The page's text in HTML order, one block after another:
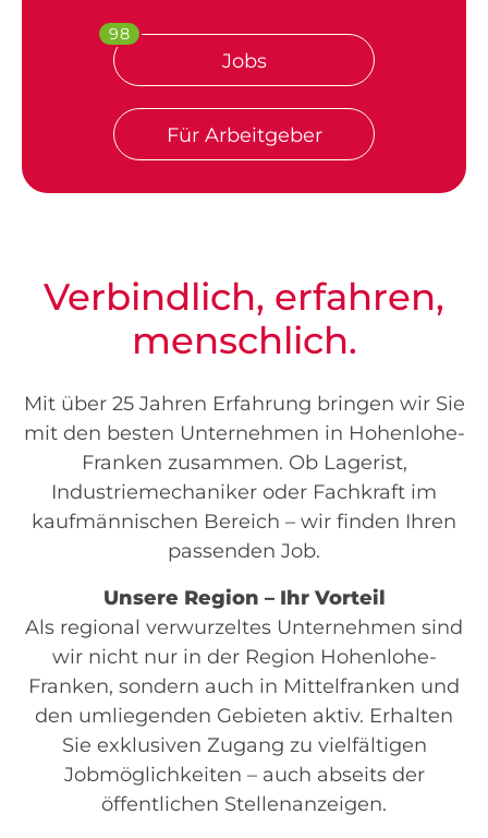
98
Jobs
Für Arbeitgeber
Verbindlich, erfahren,
menschlich.
Mit über 25 Jahren Erfahrung bringen wir Sie
mit den besten Unternehmen in Hohenlohe-
Franken zusammen. Ob Lagerist,
Industriemechaniker oder Fachkraft im
kaufmännischen Bereich – wir finden Ihren
passenden Job.
Unsere Region – Ihr Vorteil
Als regional verwurzeltes Unternehmen sind
wir nicht nur in der Region Hohenlohe-
Franken, sondern auch in Mittelfranken und
den umliegenden Gebieten aktiv. Erhalten
Sie exklusiven Zugang zu vielfältigen
Jobmöglichkeiten – auch abseits der
öffentlichen Stellenanzeigen.